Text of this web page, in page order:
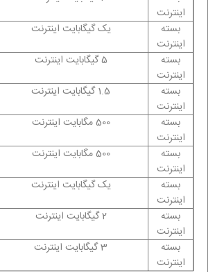
اینترنت
بسته
اینترنت
یک گیگابایت اینترنت
بسته
اینترنت
5 گیگابایت اینترنت
بسته
اینترنت
1.5 گیگابایت اینترنت
بسته
اینترنت
500 مگابایت اینترنت
بسته
اینترنت
500 مگابایت اینترنت
بسته
اینترنت
یک گیگابایت اینترنت
بسته
اینترنت
2 گیگابایت اینترنت
بسته
اینترنت
3 گیگابایت اینترنت